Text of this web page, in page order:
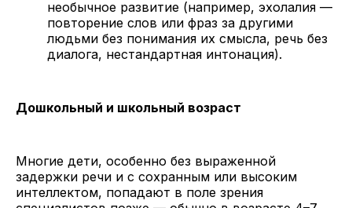
необычное развитие (например, эхолалия —
повторение слов или фраз за другими
людьми без понимания их смысла, речь без
диалога, нестандартная интонация).
Дошкольный и школьный возраст
Многие дети, особенно без выраженной
задержки речи и с сохранным или высоким
интеллектом, попадают в поле зрения